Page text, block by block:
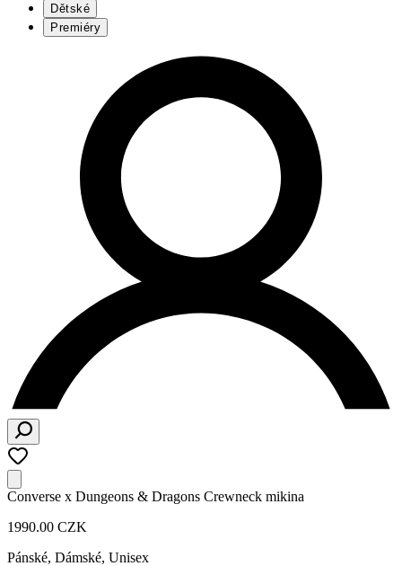
Dětské
Premiéry
Converse x Dungeons & Dragons Crewneck mikina
1990.00 CZK
Pánské, Dámské, Unisex